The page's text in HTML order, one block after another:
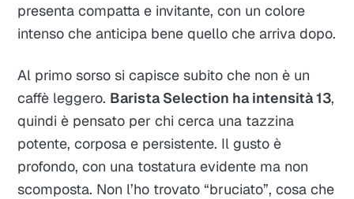
presenta compatta e invitante, con un colore
intenso che anticipa bene quello che arriva dopo.
Al primo sorso si capisce subito che non è un
caffè leggero. Barista Selection ha intensità 13,
quindi è pensato per chi cerca una tazzina
potente, corposa e persistente. Il gusto è
profondo, con una tostatura evidente ma non
scomposta. Non l’ho trovato “bruciato”, cosa che